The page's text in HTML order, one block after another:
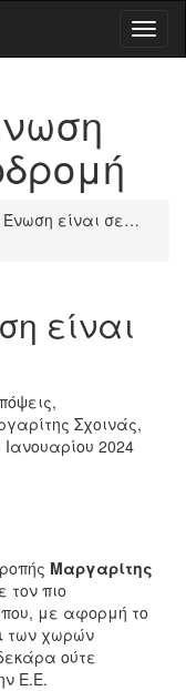
είναι σε…
είναι
,
Σχοινάς,
Ιανουαρίου 2024
Μαργαρίτης
πιο
με αφορμή το
των χωρών
ούτε
Ε.Ε.